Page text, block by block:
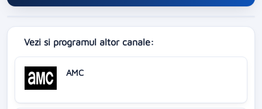
Vezi si programul altor canale:
AMC